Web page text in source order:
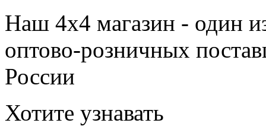
Наш 4x4 магазин - один
оптово-розничных
России
Хотите узнавать